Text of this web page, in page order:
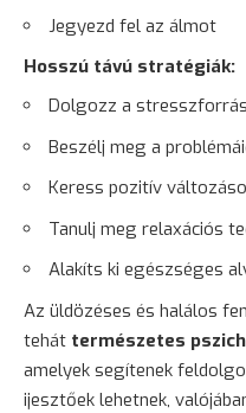
Jegyezd fel az álmot
Hosszú távú stratégiák:
Dolgozz a
Beszélj meg a
Keress pozitív
Tanulj meg relaxációs
Alakíts ki egészséges
Az üldözéses és halálos
tehát természetes
amelyek segítenek
ijesztőek lehetnek,